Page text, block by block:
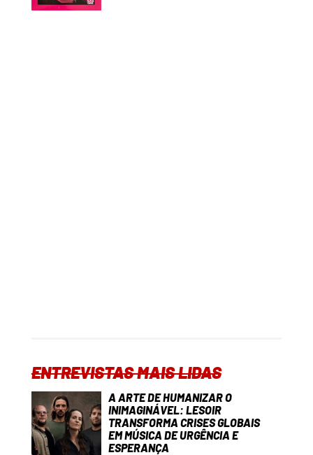
ENTREVISTAS MAIS LIDAS
A ARTE DE HUMANIZAR O
INIMAGINÁVEL: LESOIR
TRANSFORMA CRISES GLOBAIS
EM MÚSICA DE URGÊNCIA E
ESPERANÇA